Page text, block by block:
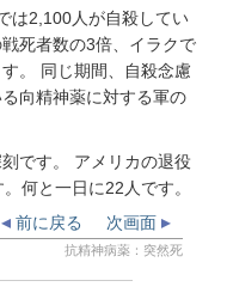
は2,100人が自殺してい
死者数の3倍、イラクで
。 同じ期間、自殺念慮
向精神薬に対する軍の
です。 アメリカの退役
何と一日に22人です。
次画面
前に戻る
抗精神病薬：突然死